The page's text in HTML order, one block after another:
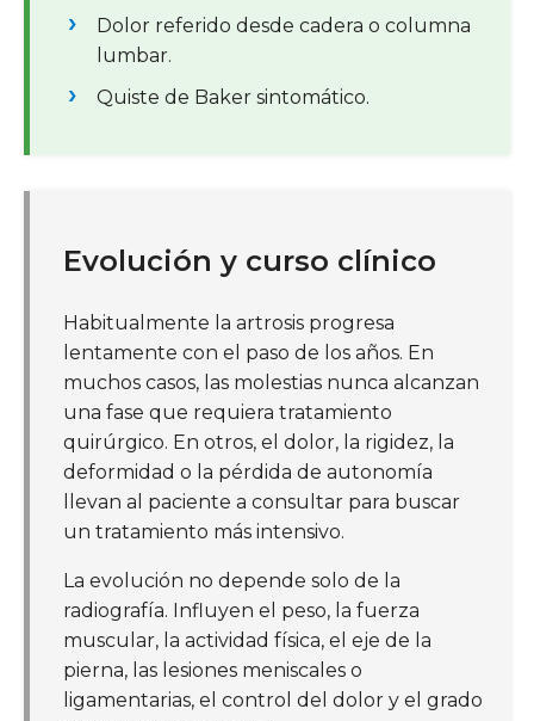
Dolor referido desde cadera o columna
lumbar.
Quiste de Baker sintomático.
Evolución y curso clínico
Habitualmente la artrosis progresa
lentamente con el paso de los años. En
muchos casos, las molestias nunca alcanzan
una fase que requiera tratamiento
quirúrgico. En otros, el dolor, la rigidez, la
deformidad o la pérdida de autonomía
llevan al paciente a consultar para buscar
un tratamiento más intensivo.
La evolución no depende solo de la
radiografía. Influyen el peso, la fuerza
muscular, la actividad física, el eje de la
pierna, las lesiones meniscales o
ligamentarias, el control del dolor y el grado